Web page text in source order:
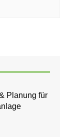
Planung für